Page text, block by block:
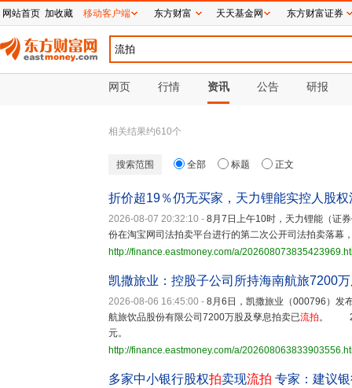
网页 行情 资讯 公告 研报
相关结果约610个
搜索范围 全部 标题 正文
折价超19％仍无买家，天力锂能实控人股权
2026-08-07 20:32:10 - 8月7日上午10时，天力锂能（证
份在淘宝网司法拍卖平台进行的第二次公开司法拍卖落幕
http://finance.eastmoney.com/a/
凯撒旅业：控股子公司所持海南航旅7200
2026-08-06 16:45:00 - 8月6日，凯撒旅业（000796）发
航旅饮品股份有限公司7200万股及孳息拍卖已流拍。
元。
http://finance.eastmoney.com/a/
多家中小银行股权拍卖现流拍 专家：建议
网站首页 加收藏 移动客户端 东方财富 天天基金网 东方财富证券